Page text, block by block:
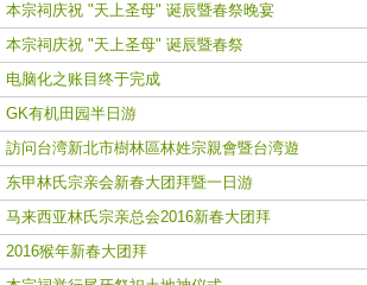
本宗祠庆祝 "天上圣母" 诞辰暨春祭晚宴
本宗祠庆祝 "天上圣母" 诞辰暨春祭
电脑化之账目终于完成
GK有机田园半日游
訪问台湾新北市樹林區林姓宗親會暨台湾遊
东甲林氏宗亲会新春大团拜暨一日游
马来西亚林氏宗亲总会2016新春大团拜
2016猴年新春大团拜